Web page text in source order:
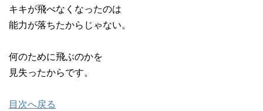
キキが飛べなくなったのは
能力が落ちたからじゃない。
何のために飛ぶのかを
見失ったからです。
目次へ戻る